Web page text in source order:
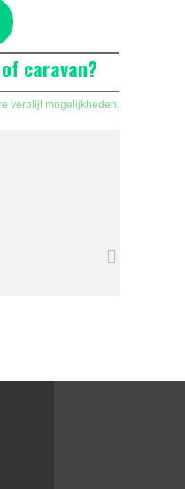
caravan?
verblijf mogelijkheden.